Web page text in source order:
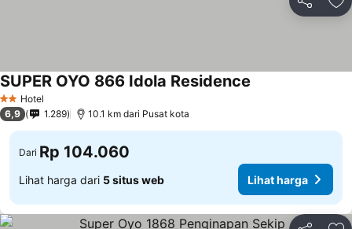
Bagikan
2 Bintang
Hotel
SUPER OYO 866 Idola Residence
6,9 1.289 10.1 km dari Pusat kota
Dari Rp 104.060
Lihat harga dari 5 situs web Lihat harga